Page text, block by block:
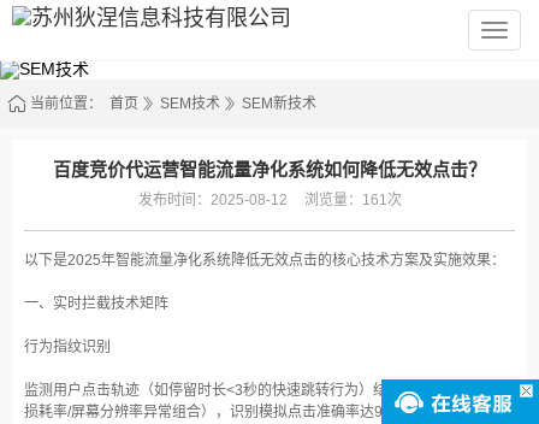
苏
州
当前位置： 首页 SEM技术 SEM新技术
百度竞价代运营智能流量净化系统如何降低无效点击？
发布时间：2025-08-12 浏览量：161次
以下是2025年智能流量净化系统降低无效点击的核心技术方案及实施效果：
一、实时拦截技术矩阵
行为指纹识别‌
监测用户点击轨迹（如停留时长<3秒的快速跳转行为）结合设备参数（电池
损耗率/屏幕分辨率异常组合），识别模拟点击准确率达92%